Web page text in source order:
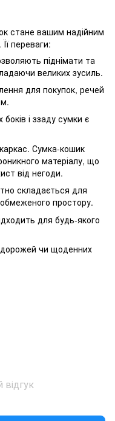
стане вашим надійним
переваги:
піднімати та
великих зусиль.
для покупок, речей
і ззаду сумки є
Сумка-кошик
матеріалу, що
від негоди.
складається для
простору.
для будь-якого
чи щоденних